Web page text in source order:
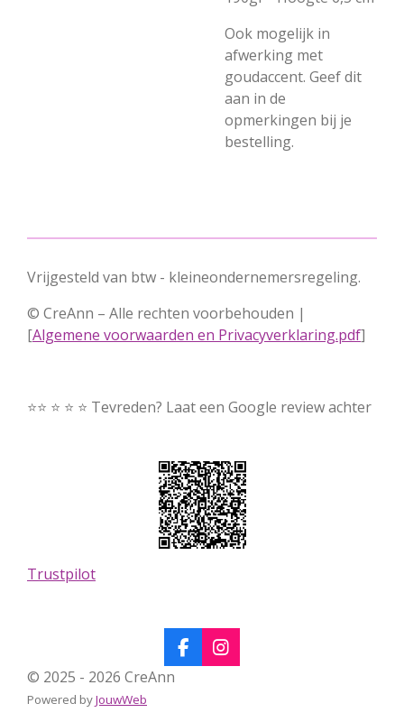
Ook mogelijk in
afwerking met
goudaccent. Geef dit
aan in de
opmerkingen bij je
bestelling.
Vrijgesteld van btw - kleineondernemersregeling.
© CreAnn – Alle rechten voorbehouden |
[Algemene voorwaarden en Privacyverklaring.pdf]
⭐⭐ ⭐ ⭐ ⭐ Tevreden? Laat een Google review achter
Trustpilot
F
a
I
n
© 2025 - 2026 CreAnn
Powered byJouwWeb